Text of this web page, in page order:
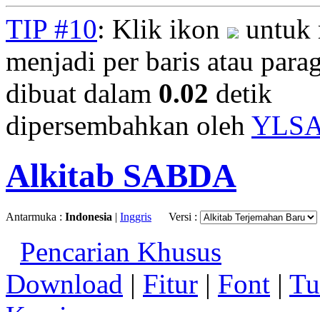
TIP #10: Klik ikon
untuk
menjadi per baris atau
dibuat dalam 0.02 detik
dipersembahkan oleh
Alkitab SABDA
Antarmuka : Indonesia | Inggris Versi :
Pencarian Khusus
Download | Fitur | Font |